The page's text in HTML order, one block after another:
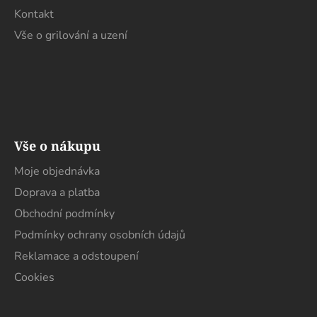
Kontakt
Vše o grilování a uzení
Vše o nákupu
Moje objednávka
Doprava a platba
Obchodní podmínky
Podmínky ochrany osobních údajů
Reklamace a odstoupení
Cookies